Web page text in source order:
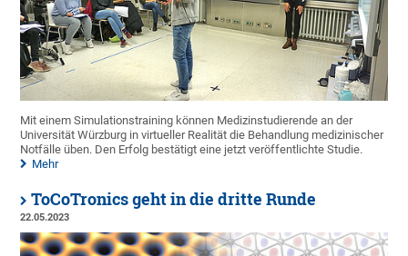
Mit einem Simulationstraining können Medizinstudierende an der
Universität Würzburg in virtueller Realität die Behandlung medizinischer
Notfälle üben. Den Erfolg bestätigt eine jetzt veröffentlichte Studie.
Mehr
ToCoTronics geht in die dritte Runde
22.05.2023